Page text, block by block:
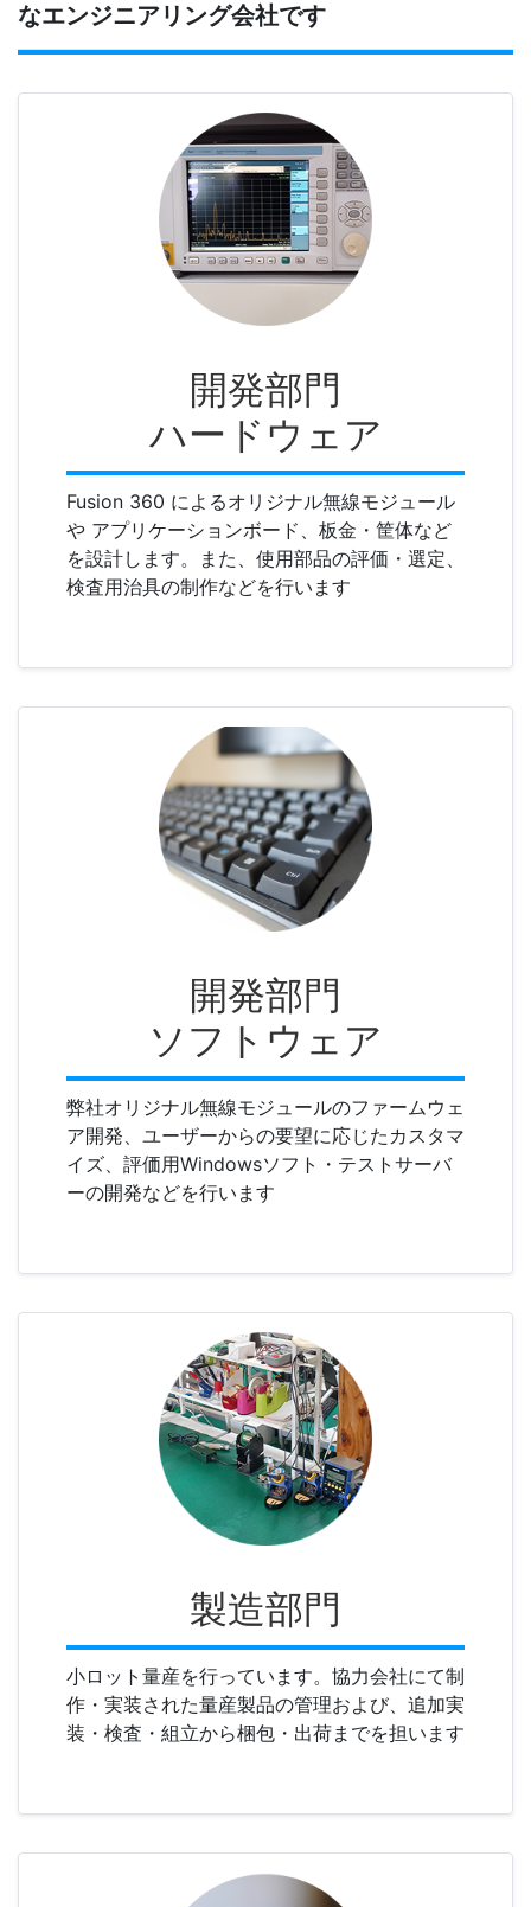
なエンジニアリング会社です
開発部門
ハードウェア
Fusion 360 によるオリジナル無線モジュール
や アプリケーションボード、板金・筐体など
を設計します。また、使用部品の評価・選定、
検査用治具の制作などを行います
開発部門
ソフトウェア
弊社オリジナル無線モジュールのファームウェ
ア開発、ユーザーからの要望に応じたカスタマ
イズ、評価用Windowsソフト・テストサーバ
ーの開発などを行います
製造部門
小ロット量産を行っています。協力会社にて制
作・実装された量産製品の管理および、追加実
装・検査・組立から梱包・出荷までを担います